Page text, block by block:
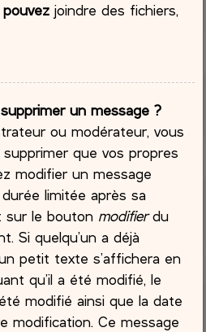
pouvez joindre des fichiers,
un message ?
ou modérateur, vous
que vos propres
modifier un message
limitée après sa
sur le bouton modifierdu
Si quelqu’un a déjà
petit texte s’affichera en
qu’il a été modifié, le
modifié ainsi que la date
modification. Ce message